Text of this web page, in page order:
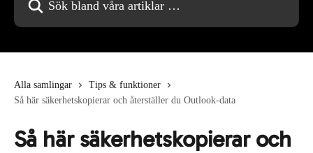
Alla samlingar
Tips & funktioner
Så här säkerhetskopierar och återställer du Outlook-data
Så här säkerhetskopierar och